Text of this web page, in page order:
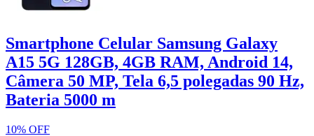
Smartphone Celular Samsung Galaxy
A15 5G 128GB, 4GB RAM, Android 14,
Câmera 50 MP, Tela 6,5 polegadas 90 Hz,
Bateria 5000 m
10% OFF